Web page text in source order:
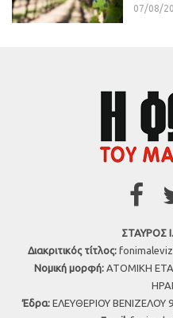
07/08/
ΣΤΑΥΡΟΣ
Διακριτικός τίτλος:
Νομική μορφή: ΑΤΟΜΙΚΗ
Έδρα: ΕΛΕΥΘΕΡΙΟΥ ΒΕΝΙΖΕΛΟΥ